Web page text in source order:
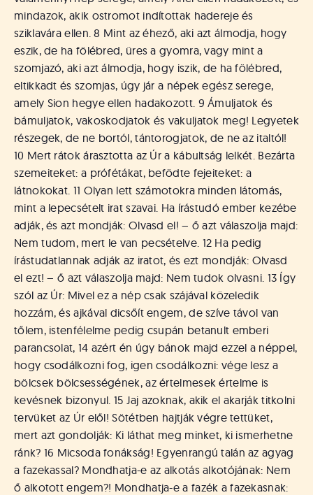
mindazok, akik ostromot indítottak hadereje és
sziklavára ellen. 8 Mint az éhező, aki azt álmodja, hogy
eszik, de ha fölébred, üres a gyomra, vagy mint a
szomjazó, aki azt álmodja, hogy iszik, de ha fölébred,
eltikkadt és szomjas, úgy jár a népek egész serege,
amely Sion hegye ellen hadakozott. 9 Ámuljatok és
bámuljatok, vakoskodjatok és vakuljatok meg! Legyetek
részegek, de ne bortól, tántorogjatok, de ne az italtól!
10 Mert rátok árasztotta az Úr a kábultság lelkét. Bezárta
szemeiteket: a prófétákat, befödte fejeiteket: a
látnokokat. 11 Olyan lett számotokra minden látomás,
mint a lepecsételt irat szavai. Ha írástudó ember kezébe
adják, és azt mondják: Olvasd el! – ő azt válaszolja majd:
Nem tudom, mert le van pecsételve. 12 Ha pedig
írástudatlannak adják az iratot, és ezt mondják: Olvasd
el ezt! – ő azt válaszolja majd: Nem tudok olvasni. 13 Így
szól az Úr: Mivel ez a nép csak szájával közeledik
hozzám, és ajkával dicsőít engem, de szíve távol van
tőlem, istenfélelme pedig csupán betanult emberi
parancsolat, 14 azért én úgy bánok majd ezzel a néppel,
hogy csodálkozni fog, igen csodálkozni: vége lesz a
bölcsek bölcsességének, az értelmesek értelme is
kevésnek bizonyul. 15 Jaj azoknak, akik el akarják titkolni
tervüket az Úr elől! Sötétben hajtják végre tettüket,
mert azt gondolják: Ki láthat meg minket, ki ismerhetne
ránk? 16 Micsoda fonákság! Egyenrangú talán az agyag
a fazekassal? Mondhatja-e az alkotás alkotójának: Nem
ő alkotott engem?! Mondhatja-e a fazék a fazekasnak: